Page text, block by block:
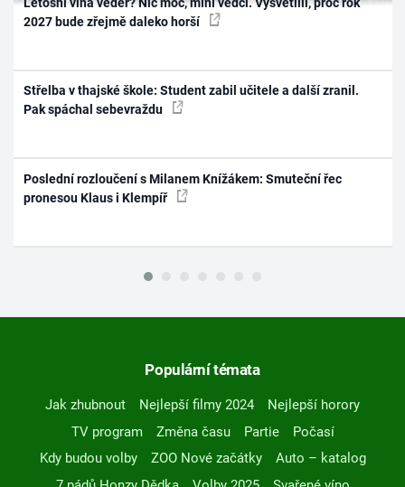
2027 bude zřejmě daleko horší
Střelba v thajské škole: Student zabil učitele a další zranil.
Pak spáchal sebevraždu
Poslední rozloučení s Milanem Knížákem: Smuteční řec
pronesou Klaus i Klempíř
Populární témata
Jak zhubnout Nejlepší filmy 2024
Nejlepší horory
TV program
Změna času Partie
Počasí
Kdy budou volby
ZOO Nové začátky
Auto – katalog